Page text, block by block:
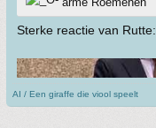
Sterke reactie van Rutte:
AI / Een giraffe die viool speelt